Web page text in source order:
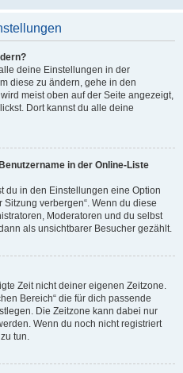
deine Einstellungen in der
diese zu ändern, gehe in den
meist oben auf der Seite angezeigt,
Dort kannst du alle deine
in der Online-Liste
du in den Einstellungen eine Option
verbergen“. Wenn du diese
Moderatoren und du selbst
als unsichtbarer Besucher gezählt.
Zeit nicht deiner eigenen Zeitzone.
Bereich“ die für dich passende
Die Zeitzone kann dabei nur
Wenn du noch nicht registriert
tun.